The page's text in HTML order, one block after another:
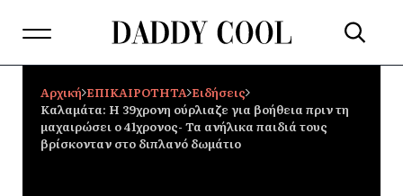
Αρχική ΕΠΙΚΑΙΡΟΤΗΤΑ Ειδήσεις
Καλαμάτα: Η 39χρονη ούρλιαζε για βοήθεια πριν τη
μαχαιρώσει ο 41χρονος- Τα ανήλικα παιδιά τους
βρίσκονταν στο διπλανό δωμάτιο